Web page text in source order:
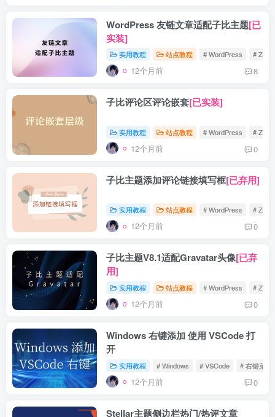
WordPress 友链文章适配子比主题[已
实装]
实用教程 站点教程 # WordPress # Zibll
12个月前 8
子比评论区评论嵌套[已实装]
实用教程 站点教程 # WordPress # Zibll
12个月前 0
子比主题添加评论链接填写框[已弃用]
实用教程 站点教程 # WordPress # Zibll
12个月前 0
子比主题V8.1适配Gravatar头像[已弃
用]
实用教程 站点教程 # WordPress # Zibll
12个月前 0
Windows 右键添加 使用 VSCode 打
开
实用教程 # Windows # VSCode # 右键菜单
12个月前 0
Stellar主题侧边栏热门/热评文章